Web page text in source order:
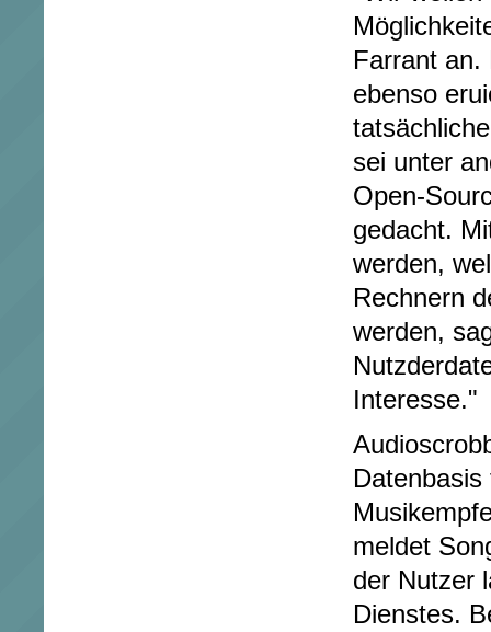
Farrant an.
ebenso
sei unter
Open-
gedacht.
werden,
Rechnern
werden,
Interesse."
meldet
der Nutzer
Dienstes.